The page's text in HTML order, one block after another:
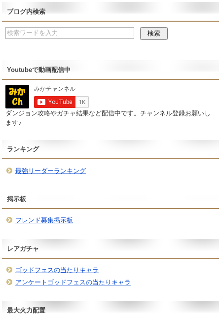
ブログ内検索
Youtubeで動画配信中
ダンジョン攻略やガチャ結果など配信中です。チャンネル登録お願いし
ます♪
ランキング
最強リーダーランキング
掲示板
フレンド募集掲示板
レアガチャ
ゴッドフェスの当たりキャラ
アンケートゴッドフェスの当たりキャラ
最大火力配置